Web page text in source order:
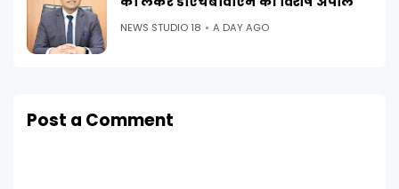
NEWS STUDIO 18 A DAY AGO
Post a Comment